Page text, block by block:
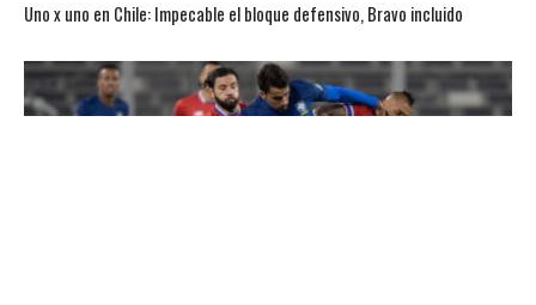
Uno x uno en Chile: Impecable el bloque defensivo, Bravo incluido